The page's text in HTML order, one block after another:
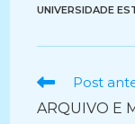
UNIVERSIDADE
Ler
artigos
Post
ARQUIVO E